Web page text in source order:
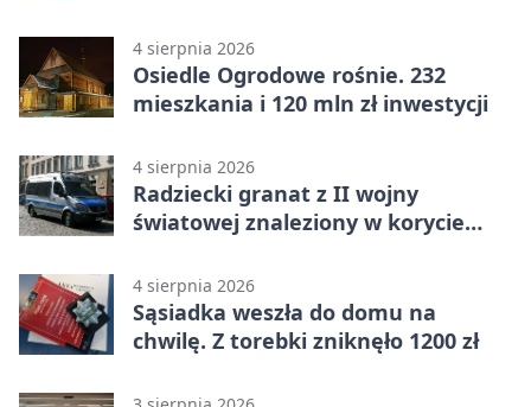
4 sierpnia 2026
Osiedle Ogrodowe rośnie. 232
mieszkania i 120 mln zł inwestycji
4 sierpnia 2026
Radziecki granat z II wojny
światowej znaleziony w korycie
4 sierpnia 2026
Sąsiadka weszła do domu na
chwilę. Z torebki zniknęło 1200 zł